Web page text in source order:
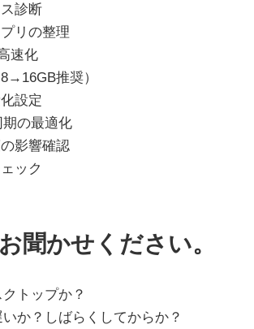
診断
リの整理
速化
推奨）
設定
の最適化
影響確認
ック
聞かせください。
トップか？
か？しばらくしてからか？